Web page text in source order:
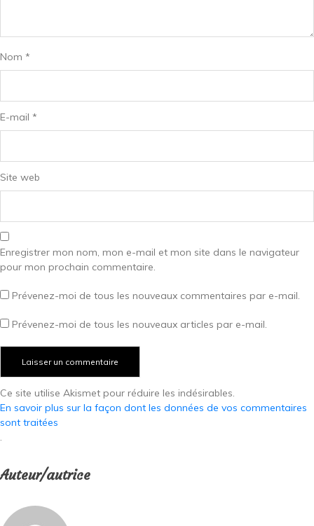
Nom *
E-mail *
Site web
Enregistrer mon nom, mon e-mail et mon site dans le navigateur
pour mon prochain commentaire.
Prévenez-moi de tous les nouveaux commentaires par e-mail.
Prévenez-moi de tous les nouveaux articles par e-mail.
Ce site utilise Akismet pour réduire les indésirables.
En savoir plus sur la façon dont les données de vos commentaires
sont traitées
.
Auteur/autrice